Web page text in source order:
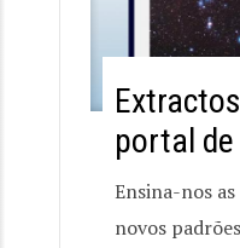
portal
Ensina-nos
novos